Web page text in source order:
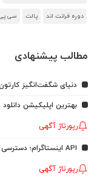
دوره فرانت اند پالت سی
مطالب پیشنهادی
دنیای شگفت‌انگیز
بهترین اپلیکیشن دانلود
رپورتاژ آگهی
API اینستاگرام؛ دسترسی آسان، سریع و بدون محدودیت به اطلاعات اینستاگرام
رپورتاژ آگهی